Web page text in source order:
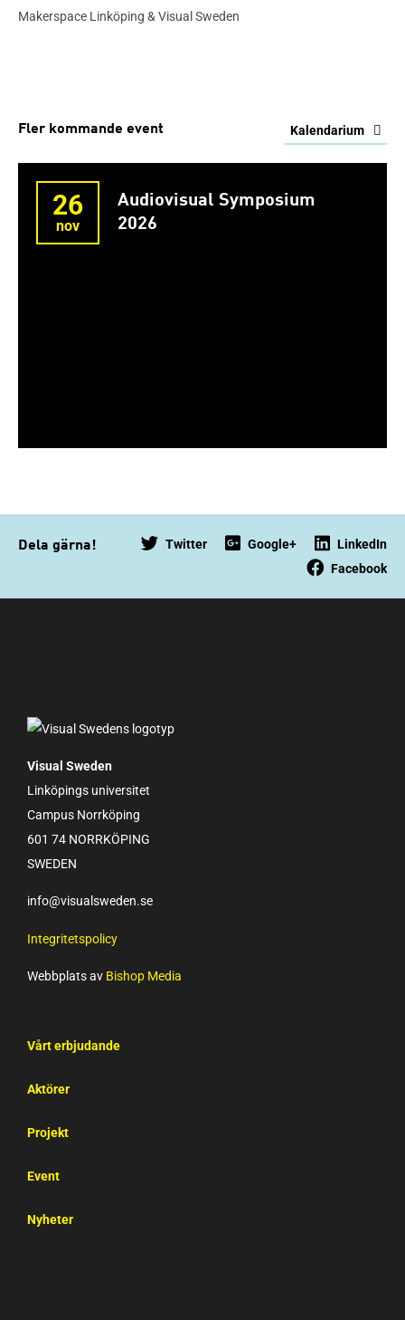
Makerspace Linköping & Visual Sweden
Fler kommande event Kalendarium
26
nov
Audiovisual Symposium
2026
Dela gärna! LinkedIn
Google+
Twitter
Facebook
Visual Sweden
Linköpings universitet
Campus Norrköping
601 74 NORRKÖPING
SWEDEN
info@visualsweden.se
Integritetspolicy
Webbplats av Bishop Media
Vårt erbjudande
Aktörer
Projekt
Event
Nyheter